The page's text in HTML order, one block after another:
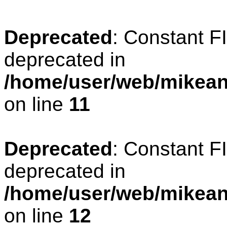
Deprecated: Constant
deprecated in
/home/user/web/
on line 11
Deprecated: Constant
deprecated in
/home/user/web/
on line 12